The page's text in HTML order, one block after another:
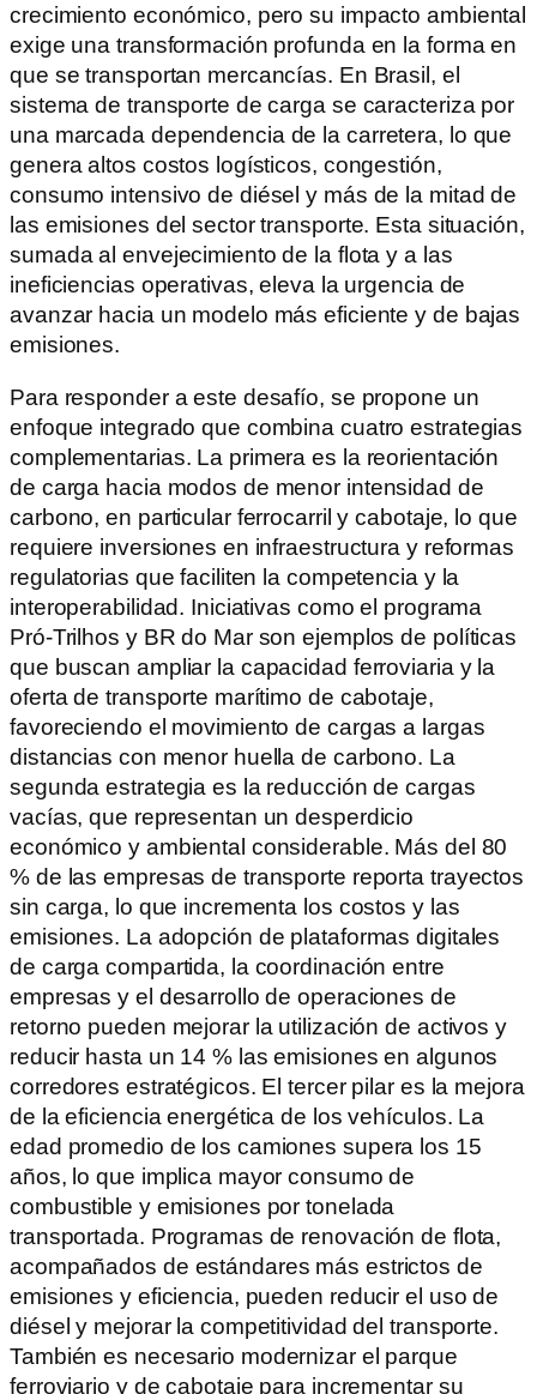
crecimiento económico, pero su impacto ambiental
exige una transformación profunda en la forma en
que se transportan mercancías. En Brasil, el
sistema de transporte de carga se caracteriza por
una marcada dependencia de la carretera, lo que
genera altos costos logísticos, congestión,
consumo intensivo de diésel y más de la mitad de
las emisiones del sector transporte. Esta situación,
sumada al envejecimiento de la flota y a las
ineficiencias operativas, eleva la urgencia de
avanzar hacia un modelo más eficiente y de bajas
emisiones.
Para responder a este desafío, se propone un
enfoque integrado que combina cuatro estrategias
complementarias. La primera es la reorientación
de carga hacia modos de menor intensidad de
carbono, en particular ferrocarril y cabotaje, lo que
requiere inversiones en infraestructura y reformas
regulatorias que faciliten la competencia y la
interoperabilidad. Iniciativas como el programa
Pró-Trilhos y BR do Mar son ejemplos de políticas
que buscan ampliar la capacidad ferroviaria y la
oferta de transporte marítimo de cabotaje,
favoreciendo el movimiento de cargas a largas
distancias con menor huella de carbono. La
segunda estrategia es la reducción de cargas
vacías, que representan un desperdicio
económico y ambiental considerable. Más del 80
% de las empresas de transporte reporta trayectos
sin carga, lo que incrementa los costos y las
emisiones. La adopción de plataformas digitales
de carga compartida, la coordinación entre
empresas y el desarrollo de operaciones de
retorno pueden mejorar la utilización de activos y
reducir hasta un 14 % las emisiones en algunos
corredores estratégicos. El tercer pilar es la mejora
de la eficiencia energética de los vehículos. La
edad promedio de los camiones supera los 15
años, lo que implica mayor consumo de
combustible y emisiones por tonelada
transportada. Programas de renovación de flota,
acompañados de estándares más estrictos de
emisiones y eficiencia, pueden reducir el uso de
diésel y mejorar la competitividad del transporte.
También es necesario modernizar el parque
ferroviario y de cabotaje para incrementar su